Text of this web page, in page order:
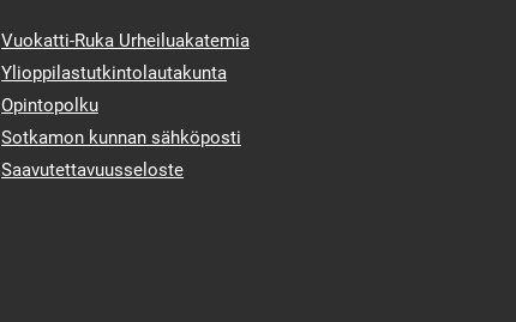
Vuokatti-Ruka Urheiluakatemia
Ylioppilastutkintolautakunta
Opintopolku
Sotkamon kunnan sähköposti
Saavutettavuusseloste